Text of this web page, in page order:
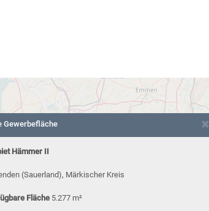
×
Gewerbefläche
Hämmer II
(Sauerland), Märkischer Kreis
Fläche 5.277 m²